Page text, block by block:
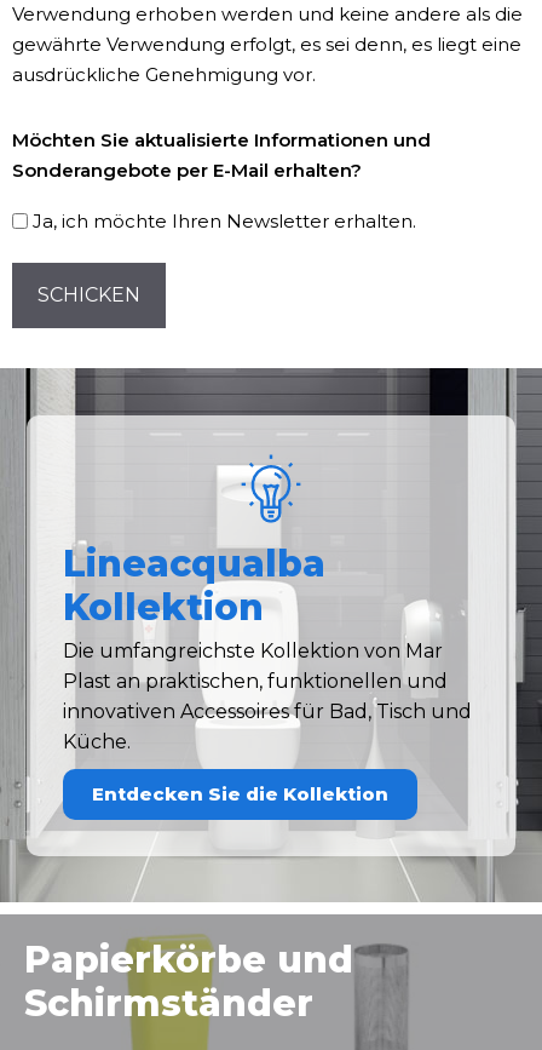
Verwendung erhoben werden und keine andere als die
gewährte Verwendung erfolgt, es sei denn, es liegt eine
ausdrückliche Genehmigung vor.
Registrierung
Möchten Sie aktualisierte Informationen und
Sonderangebote per E-Mail erhalten?
Ja, ich möchte Ihren Newsletter erhalten.
CAPTCHA
Lineacqualba
Kollektion
Die umfangreichste Kollektion von Mar
Plast an praktischen, funktionellen und
innovativen Accessoires für Bad, Tisch und
Küche.
Entdecken Sie die Kollektion
Papierkörbe und
Schirmständer